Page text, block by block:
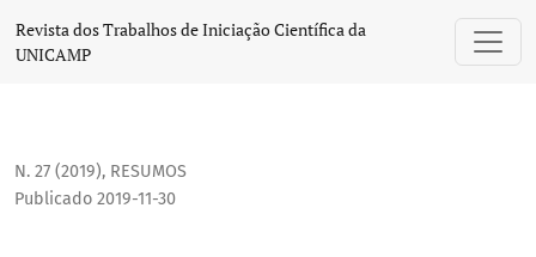
Efeito da concentração de fluoretos presentes nos
Revista dos Trabalhos de Iniciação Científica da
UNICAMP
N. 27 (2019), RESUMOS
Publicado 2019-11-30